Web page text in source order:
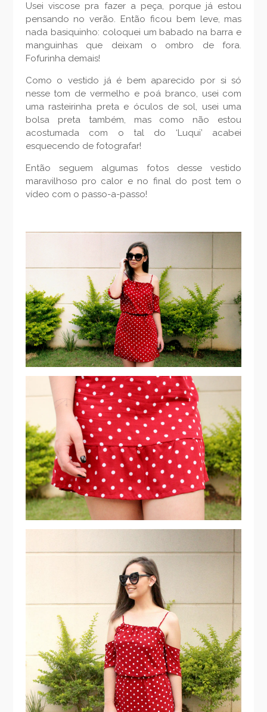
Usei viscose pra fazer a peça, porque já estou
pensando no verão. Então ficou bem leve, mas
nada basiquinho: coloquei um babado na barra e
manguinhas que deixam o ombro de fora.
Fofurinha demais!
Como o vestido já é bem aparecido por si só
nesse tom de vermelho e poá branco, usei com
uma rasteirinha preta e óculos de sol, usei uma
bolsa preta também, mas como não estou
acostumada com o tal do ‘Luqui’ acabei
esquecendo de fotografar!
Então seguem algumas fotos desse vestido
maravilhoso pro calor e no final do post tem o
vídeo com o passo-a-passo!